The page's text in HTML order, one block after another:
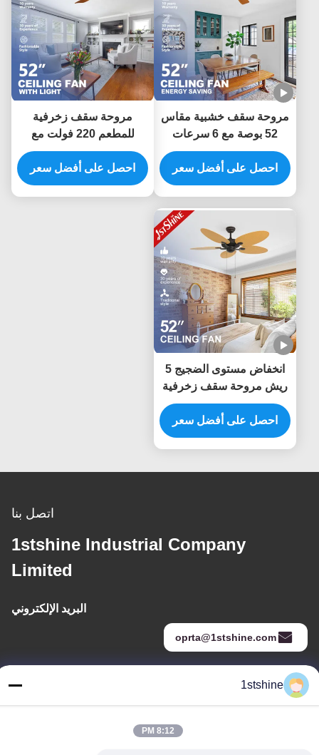
مروحة سقف خشبية مقاس
52 بوصة مع 6 سرعات
اختيارية وشفرات خشب
صلب ومحرك تيار مستمر
موفر للطاقة
احصل على أفضل سعر
مروحة سقف زخرفية
للمطعم 220 فولت مع
مصباح ليد عن بعد
احصل على أفضل سعر
انخفاض مستوى الضجيج 5
ريش مروحة سقف زخرفية
تدفق هواء كبير موفر للطاقة
احصل على أفضل سعر
اتصل بنا
1stshine Industrial Company
Limited
البريد الإلكتروني
oprta@1stshine.com
1stshine
8:12 PM